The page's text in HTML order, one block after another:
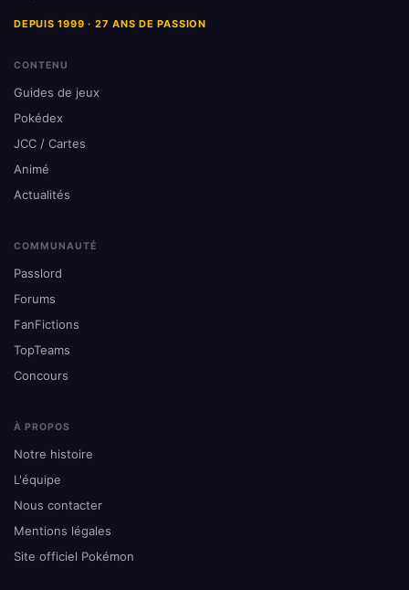
DEPUIS 1999 · 27 ANS DE PASSION
CONTENU
Guides de jeux
Pokédex
JCC / Cartes
Animé
Actualités
COMMUNAUTÉ
Passlord
Forums
FanFictions
TopTeams
Concours
À PROPOS
Notre histoire
L'équipe
Nous contacter
Mentions légales
Site officiel Pokémon